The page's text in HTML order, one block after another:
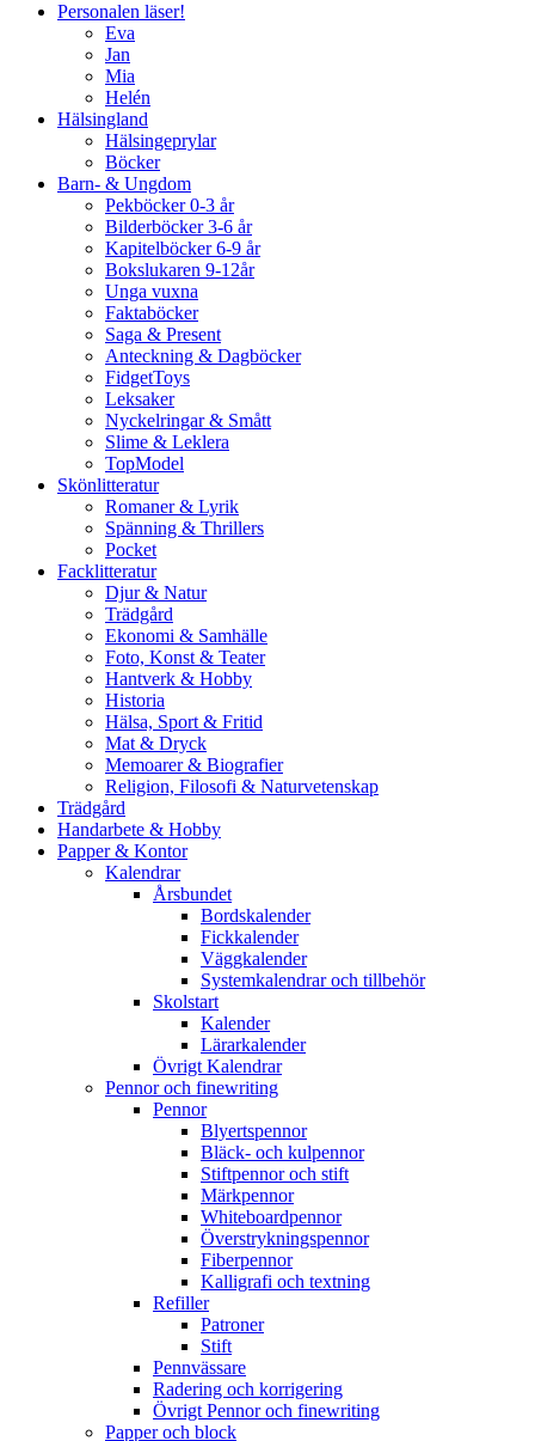
Personalen läser!
Eva
Jan
Mia
Helén
Hälsingland
Hälsingeprylar
Böcker
Barn- & Ungdom
Pekböcker 0-3 år
Bilderböcker 3-6 år
Kapitelböcker 6-9 år
Bokslukaren 9-12år
Unga vuxna
Faktaböcker
Saga & Present
Anteckning & Dagböcker
FidgetToys
Leksaker
Nyckelringar & Smått
Slime & Leklera
TopModel
Skönlitteratur
Romaner & Lyrik
Spänning & Thrillers
Pocket
Facklitteratur
Djur & Natur
Trädgård
Ekonomi & Samhälle
Foto, Konst & Teater
Hantverk & Hobby
Historia
Hälsa, Sport & Fritid
Mat & Dryck
Memoarer & Biografier
Religion, Filosofi & Naturvetenskap
Trädgård
Handarbete & Hobby
Papper & Kontor
Kalendrar
Årsbundet
Bordskalender
Fickkalender
Väggkalender
Systemkalendrar och tillbehör
Skolstart
Kalender
Lärarkalender
Övrigt Kalendrar
Pennor och finewriting
Pennor
Blyertspennor
Bläck- och kulpennor
Stiftpennor och stift
Märkpennor
Whiteboardpennor
Överstrykningspennor
Fiberpennor
Kalligrafi och textning
Refiller
Patroner
Stift
Pennvässare
Radering och korrigering
Övrigt Pennor och finewriting
Papper och block